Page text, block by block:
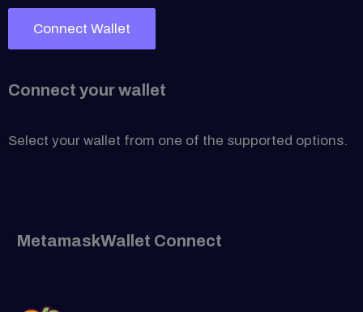
Connect Wallet
Connect your wallet
Select your wallet from one of the supported options.
MetamaskWallet Connect